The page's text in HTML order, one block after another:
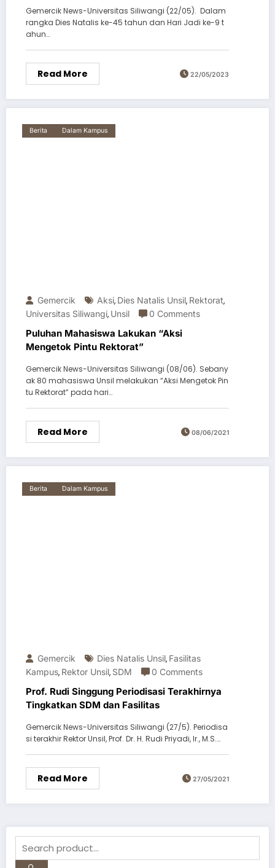
Gemercik News-Universitas Siliwangi (22/05). Dalam
rangka Dies Natalis ke-45 tahun dan Hari Jadi ke-9 t
ahun…
Read More 22/05/2023
Berita Dalam Kampus
Gemercik Aksi, Dies Natalis Unsil, Rektorat,
Universitas Siliwangi, Unsil 0 Comments
Puluhan Mahasiswa Lakukan “Aksi
Mengetok Pintu Rektorat”
Gemercik News-Universitas Siliwangi (08/06). Sebany
ak 80 mahasiswa Unsil melakukan “Aksi Mengetok Pin
tu Rektorat” pada hari…
Read More 08/06/2021
Berita Dalam Kampus
Gemercik Dies Natalis Unsil, Fasilitas
Kampus, Rektor Unsil, SDM 0 Comments
Prof. Rudi Singgung Periodisasi Terakhirnya
Tingkatkan SDM dan Fasilitas
Gemercik News-Universitas Siliwangi (27/5). Periodisa
si terakhir Rektor Unsil, Prof. Dr. H. Rudi Priyadi, Ir., M.S.…
Read More 27/05/2021